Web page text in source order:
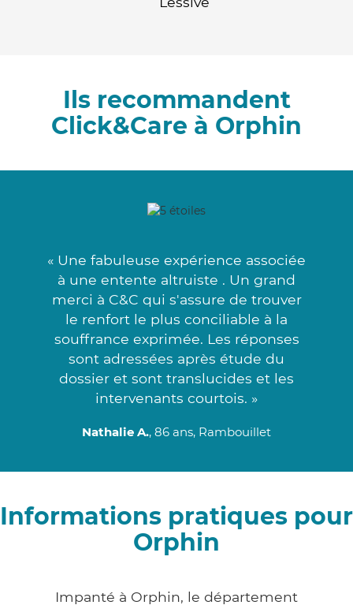
Ils recommandent
Click&Care à Orphin
« Une fabuleuse expérience associée
à une entente altruiste . Un grand
merci à C&C qui s'assure de trouver
le renfort le plus conciliable à la
souffrance exprimée. Les réponses
sont adressées après étude du
dossier et sont translucides et les
intervenants courtois. »
Nathalie A., 86 ans, Rambouillet
Informations pratiques pour
Orphin
Impanté à Orphin, le département